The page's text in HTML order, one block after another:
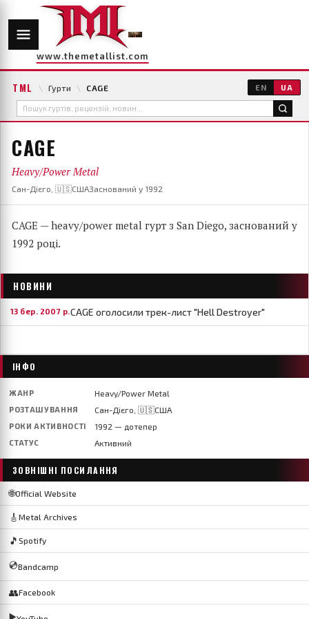
www.themetallist.com
TML \ Гурти \ CAGE EN UA
CAGE
Heavy/Power Metal
Сан-Дієго, 🇺🇸СШАЗаснований у 1992
CAGE — heavy/power metal гурт з San Diego, заснований у
1992 році.
НОВИНИ
13 бер. 2007 р.CAGE оголосили трек-лист "Hell Destroyer"
ІНФО
ЖАНР Heavy/Power Metal
РОЗТАШУВАННЯ Сан-Дієго, 🇺🇸США
РОКИ АКТИВНОСТІ 1992 — дотепер
СТАТУС Активний
ЗОВНІШНІ ПОСИЛАННЯ
🌐Official Website
🎸 Metal Archives
🎵 Spotify
💿Bandcamp
👥Facebook
▶️